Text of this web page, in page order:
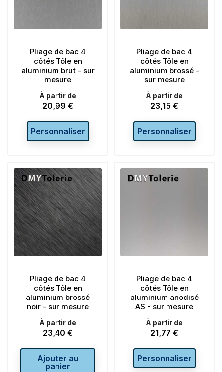
Pliage de bac 4
côtés Tôle en
aluminium brut - sur
mesure
À partir de
Prix
20,99 €
Personnaliser
Pliage de bac 4
côtés Tôle en
aluminium brossé -
sur mesure
À partir de
Prix
23,15 €
Personnaliser
Pliage de bac 4
côtés Tôle en
aluminium brossé
noir - sur mesure
À partir de
Prix
23,40 €
Ajouter au
panier
Pliage de bac 4
côtés Tôle en
aluminium anodisé
AS - sur mesure
À partir de
Prix
21,77 €
Personnaliser